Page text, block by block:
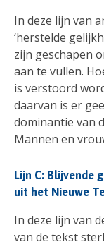
In deze lijn van
‘herstelde
zijn geschapen
aan te vullen.
is verstoord
daarvan is er
dominantie van
Mannen en
Lijn C: Blijvende
uit het Nieuwe
In deze lijn van
van de tekst